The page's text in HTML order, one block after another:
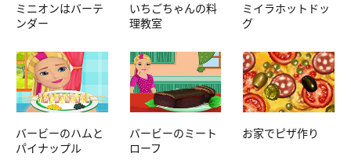
ミニオンはバーテ
ンダー
いちごちゃんの料
理教室
ミイラホットドッ
グ
バービーのハムと
パイナップル
バービーのミート
ローフ
お家でピザ作り